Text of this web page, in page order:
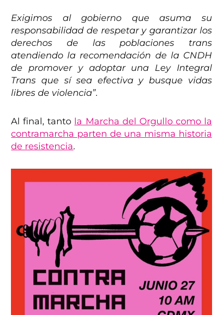
Exigimos al gobierno que asuma su
responsabilidad de respetar y garantizar los
derechos de las poblaciones trans
atendiendo la recomendación de la CNDH
de promover y adoptar una Ley Integral
Trans que sí sea efectiva y busque vidas
libres de violencia”.
Al final, tanto la Marcha del Orgullo como la
contramarcha parten de una misma historia
de resistencia.